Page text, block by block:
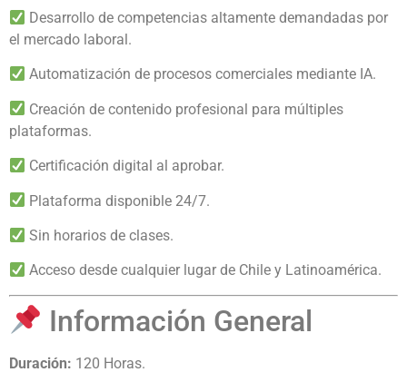
Desarrollo de competencias altamente demandadas por
el mercado laboral.
Automatización de procesos comerciales mediante IA.
Creación de contenido profesional para múltiples
plataformas.
Certificación digital al aprobar.
Plataforma disponible 24/7.
Sin horarios de clases.
Acceso desde cualquier lugar de Chile y Latinoamérica.
Información General
Duración: 120 Horas.